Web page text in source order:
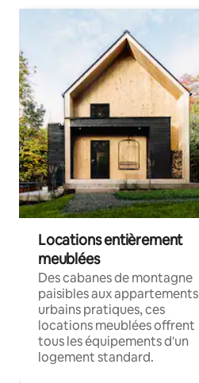
Locations entièrement
meublées
Des cabanes de montagne
paisibles aux appartements
urbains pratiques, ces
locations meublées offrent
tous les équipements d'un
logement standard.